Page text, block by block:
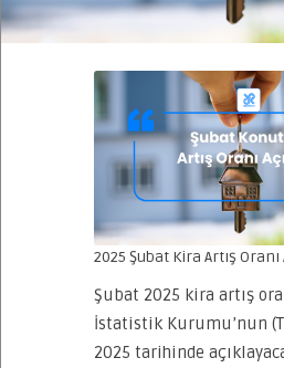
2025 Şubat Kira Artış Oranı
Şubat 2025 kira artış
İstatistik Kurumu’nun
2025 tarihinde